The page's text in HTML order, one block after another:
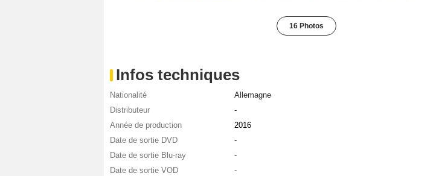
16 Photos
Infos techniques
Nationalité
Allemagne
Distributeur
-
Année de production
2016
Date de sortie DVD
-
Date de sortie Blu-ray
-
Date de sortie VOD
-